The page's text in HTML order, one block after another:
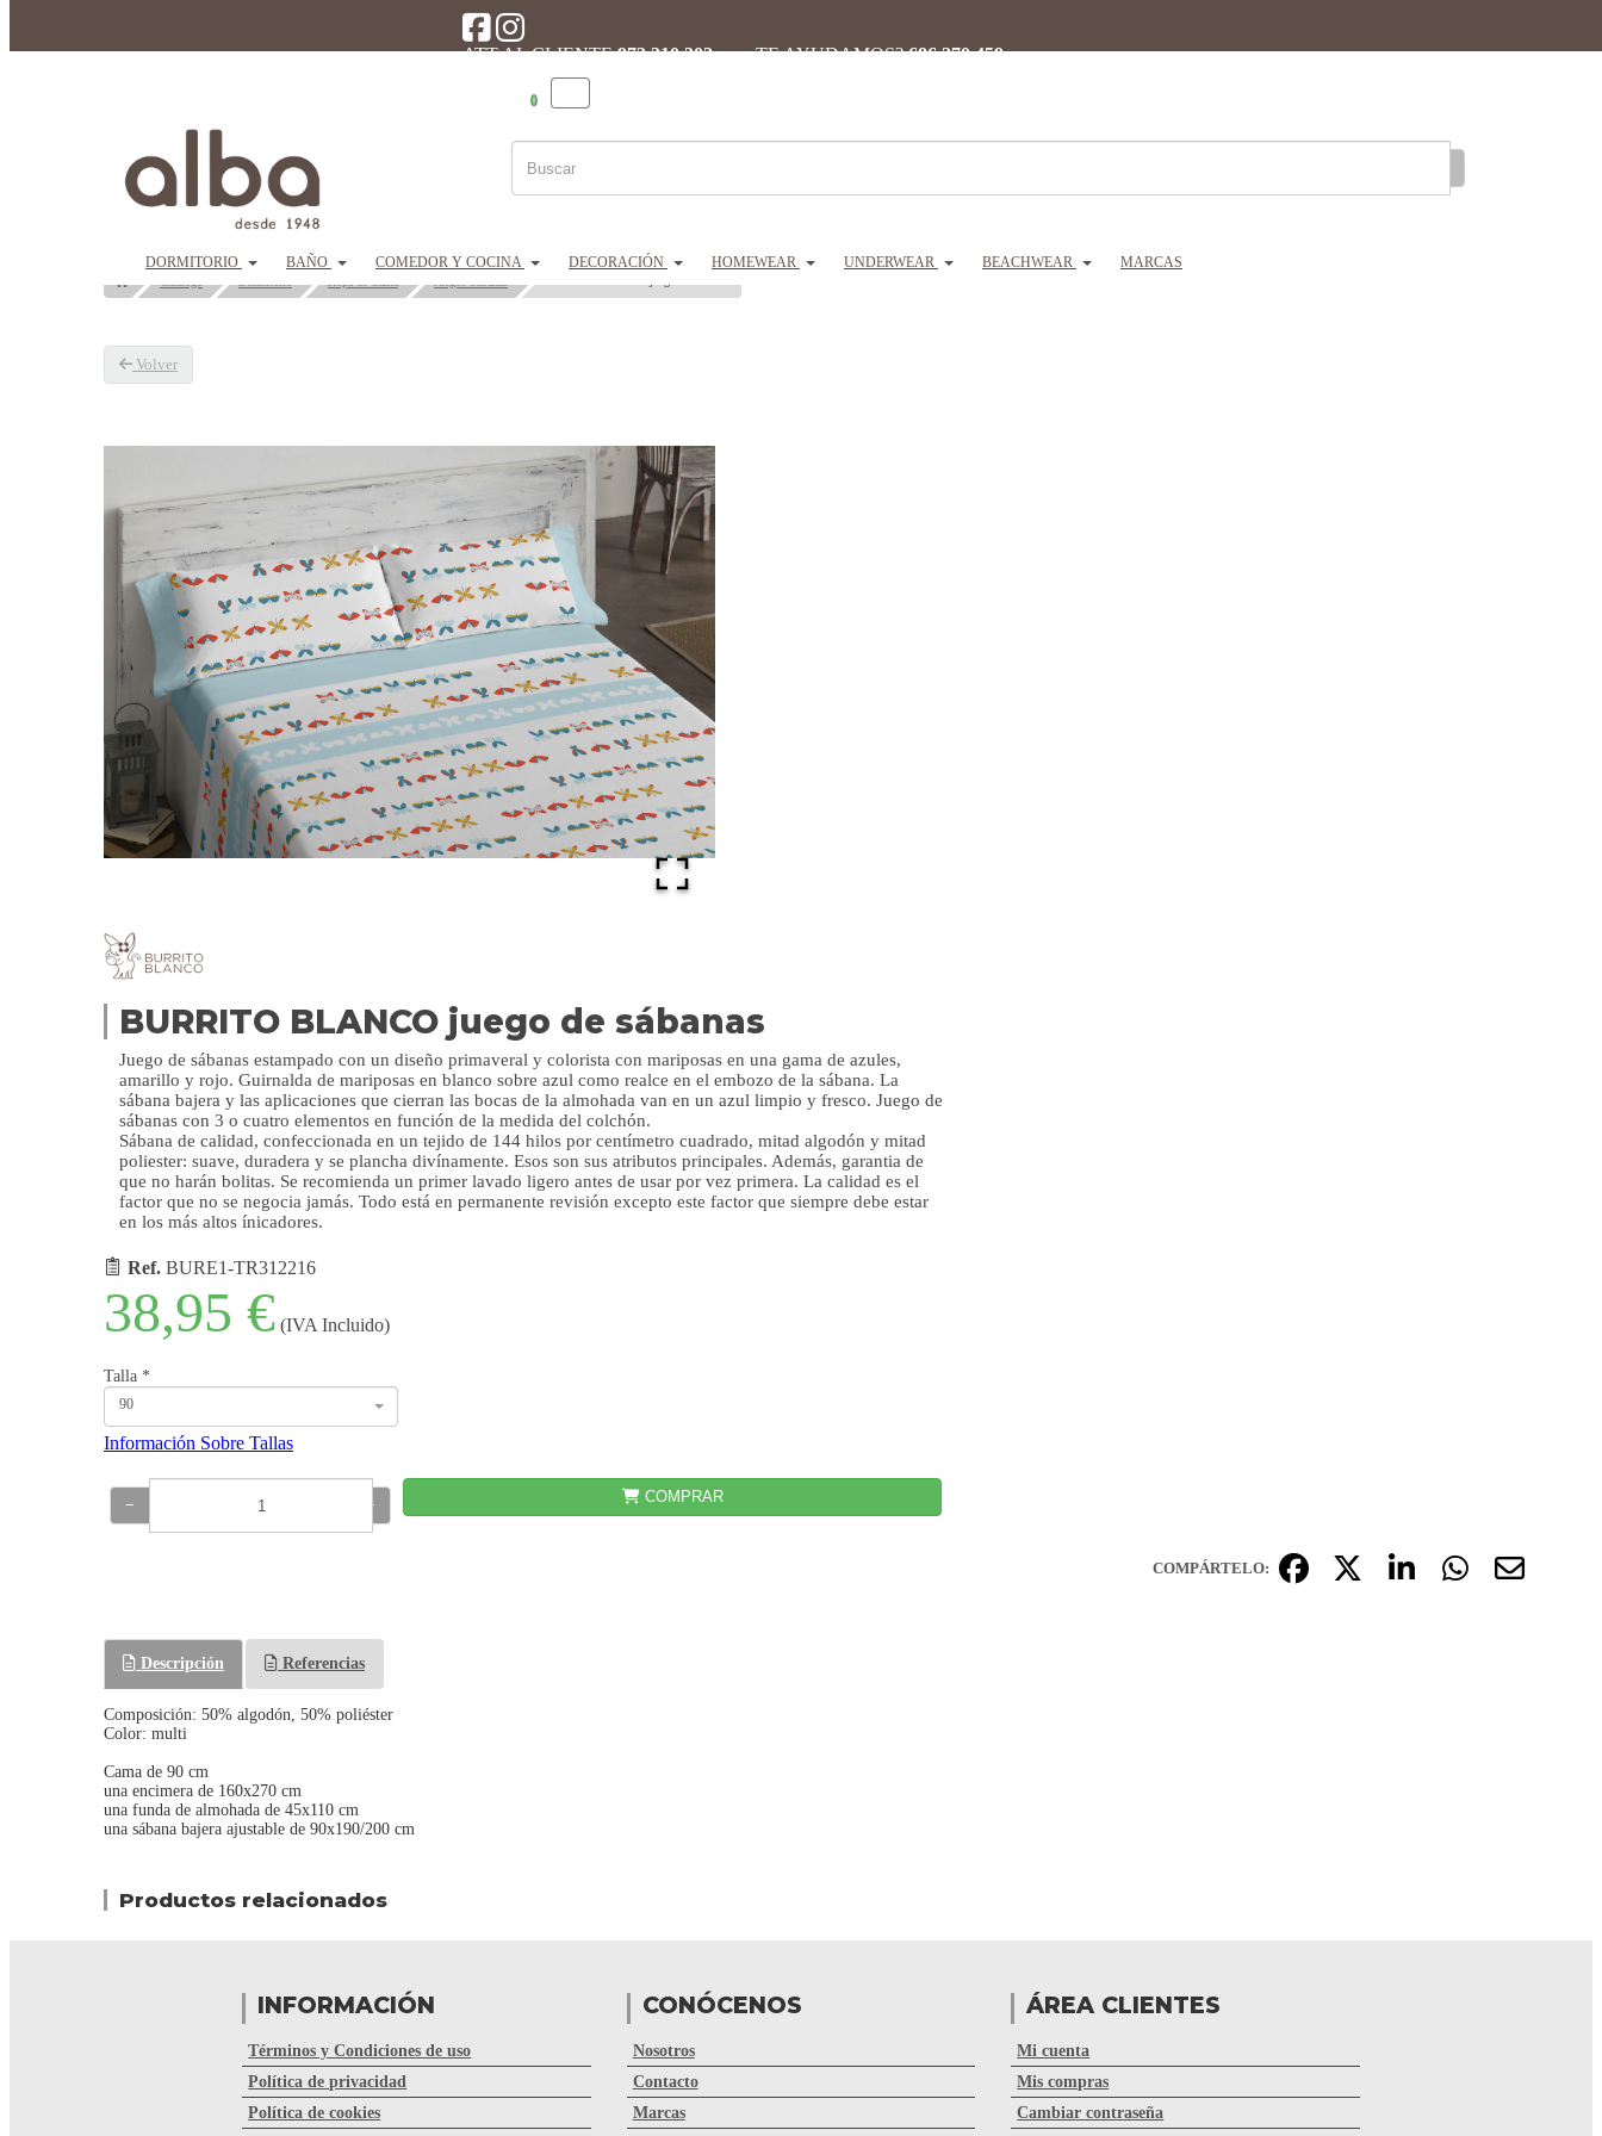
ATT AL CLIENTE973 310 302 ·¿TE AYUDAMOS?686 270 459
0
DORMITORIO BAÑO COMEDOR Y COCINA DECORACIÓN HOMEWEAR UNDERWEAR BEACHWEAR MARCAS
Volver
BURRITO BLANCO juego de sábanas
Juego de sábanas estampado con un diseño primaveral y colorista con mariposas en una gama de azules,
amarillo y rojo. Guirnalda de mariposas en blanco sobre azul como realce en el embozo de la sábana. La
sábana bajera y las aplicaciones que cierran las bocas de la almohada van en un azul limpio y fresco. Juego de
sábanas con 3 o cuatro elementos en función de la medida del colchón.
Sábana de calidad, confeccionada en un tejido de 144 hilos por centímetro cuadrado, mitad algodón y mitad
poliester: suave, duradera y se plancha divínamente. Esos son sus atributos principales. Además, garantia de
que no harán bolitas. Se recomienda un primer lavado ligero antes de usar por vez primera. La calidad es el
factor que no se negocia jamás. Todo está en permanente revisión excepto este factor que siempre debe estar
en los más altos ínicadores.
Ref. BURE1-TR312216
38,95 € (IVA Incluido)
Talla *
90
Información Sobre Tallas
− + COMPRAR
COMPÁRTELO:
Descripción Referencias
Composición: 50% algodón, 50% poliéster
Color: multi
Cama de 90 cm
una encimera de 160x270 cm
una funda de almohada de 45x110 cm
una sábana bajera ajustable de 90x190/200 cm
Productos relacionados
INFORMACIÓN
Términos y Condiciones de uso
Política de privacidad
Política de cookies
CONÓCENOS
Nosotros
Contacto
Marcas
ÁREA CLIENTES
Mi cuenta
Mis compras
Cambiar contraseña